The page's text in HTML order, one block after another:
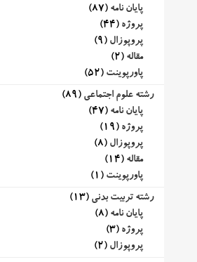
پایان نامه (87)
پروژه (44)
پروپوزال (9)
مقاله (2)
پاورپوینت (52)
رشته علوم اجتماعی (89)
پایان نامه (47)
پروژه (19)
پروپوزال (8)
مقاله (14)
پاورپوینت (1)
رشته تربیت بدنی (13)
پایان نامه (8)
پروژه (3)
پروپوزال (2)